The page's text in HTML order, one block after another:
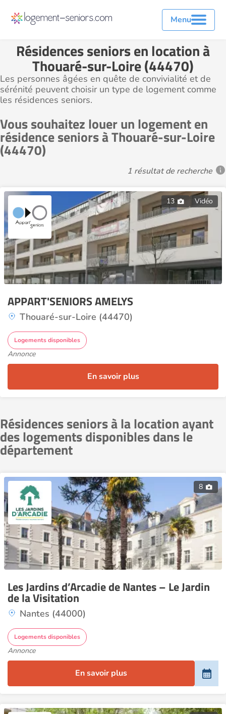
Menu
Résidences seniors en location à
Thouaré-sur-Loire (44470)
Les personnes âgées en quête de convivialité et de
sérénité peuvent choisir un type de logement comme
les résidences seniors.
Vous souhaitez louer un logement en
résidence seniors à Thouaré-sur-Loire
(44470)
1 résultat de recherche
13 Vidéo
APPART'SENIORS AMELYS
Thouaré-sur-Loire (44470)
Logements disponibles
Annonce
En savoir plus
Résidences seniors à la location ayant
des logements disponibles dans le
département
8
Les Jardins d’Arcadie de Nantes – Le Jardin
de la Visitation
Nantes (44000)
Logements disponibles
Annonce
En savoir plus